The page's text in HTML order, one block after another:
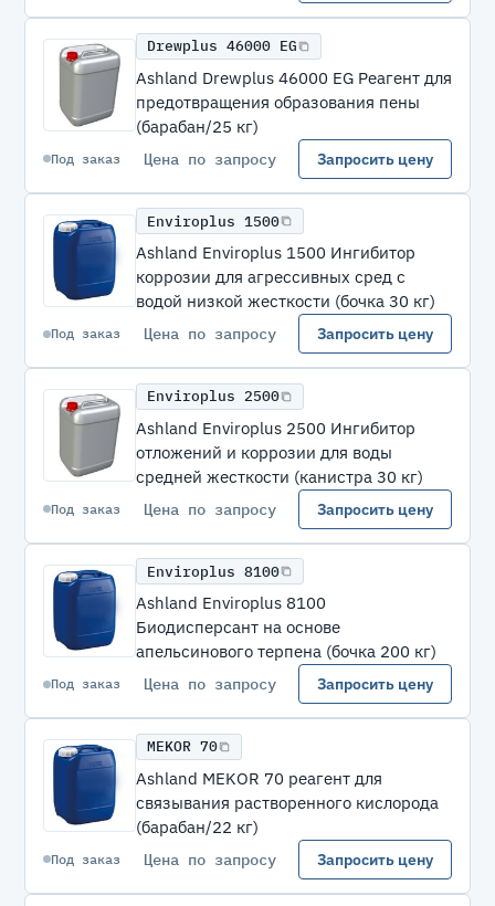
Drewplus 46000 EG
Ashland Drewplus 46000 EG Реагент для
предотвращения образования пены
(барабан/25 кг)
Под заказ Цена по запросу Запросить цену
Enviroplus 1500
Ashland Enviroplus 1500 Ингибитор
коррозии для агрессивных сред с
водой низкой жесткости (бочка 30 кг)
Под заказ Цена по запросу Запросить цену
Enviroplus 2500
Ashland Enviroplus 2500 Ингибитор
отложений и коррозии для воды
средней жесткости (канистра 30 кг)
Под заказ Цена по запросу Запросить цену
Enviroplus 8100
Ashland Enviroplus 8100
Биодисперсант на основе
апельсинового терпена (бочка 200 кг)
Под заказ Цена по запросу Запросить цену
MEKOR 70
Ashland MEKOR 70 реагент для
связывания растворенного кислорода
(барабан/22 кг)
Под заказ Цена по запросу Запросить цену